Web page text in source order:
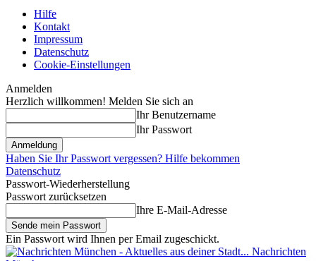
Hilfe
Kontakt
Impressum
Datenschutz
Cookie-Einstellungen
Anmelden
Herzlich willkommen! Melden Sie sich an
Ihr Benutzername
Ihr Passwort
Haben Sie Ihr Passwort vergessen? Hilfe bekommen
Datenschutz
Passwort-Wiederherstellung
Passwort zurücksetzen
Ihre E-Mail-Adresse
Ein Passwort wird Ihnen per Email zugeschickt.
Nachrichten